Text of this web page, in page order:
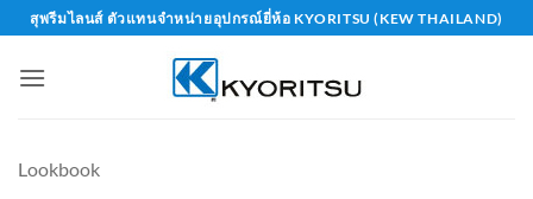
Skip
to
content
สุพรีมไลนส์ ตัวแทนจำหน่ายอุปกรณ์ยี่ห้อ KYORITSU (KEW THAILAND)
Lookbook